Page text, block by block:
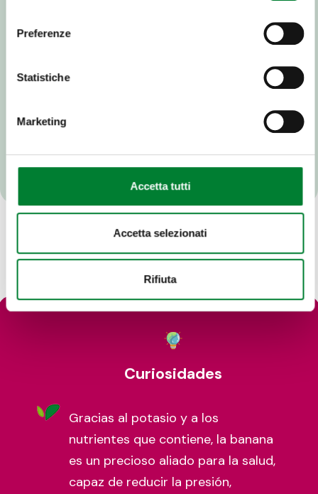
Preferenze
Statistiche
Marketing
Accetta tutti
Accetta selezionati
Rifiuta
Curiosidades
Gracias al potasio y a los
nutrientes que contiene, la banana
es un precioso aliado para la salud,
capaz de reducir la presión,